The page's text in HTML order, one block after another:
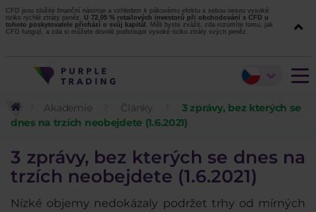
CFD jsou složité finanční nástroje a vzhledem k pákovému efektu s sebou nesou vysoké
riziko rychlé ztráty peněz. U 72,05 % retailových investorů při obchodování s CFD u
tohoto poskytovatele přichází o svůj kapitál. Měli byste zvážit, zda rozumíte tomu, jak
CFD fungují, a zda si můžete dovolit podstoupit vysoké riziko ztráty svých peněz.
Akademie Články
3 zprávy, bez kterých se
dnes na trzích neobejdete (1.6.2021)
3 zprávy, bez kterých se dnes na
trzích neobejdete (1.6.2021)
Nízké objemy nedokázaly podržet trhy od mírných